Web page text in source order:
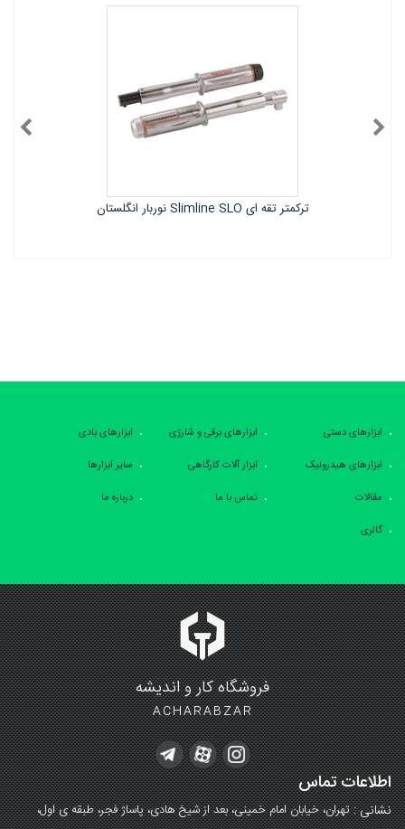
ترکمتر مخصوص سرویس کولر گازی کینگ
ابزارهای دستی ابزارهای برقی و شارژی
ابزارهای بادی
ابزارهای هیدرولیک
ابزار آلات کارگاهی
سایر ابزارها
مقالات
تماس با ما
درباره ما
گالری
فروشگاه کار و اندیشه
ACHARABZAR
اطلاعات تماس
نشانی :تهران، خیابان امام خمینی، بعد از شیخ هادی، پاساژ فجر، طبقه ی اول،